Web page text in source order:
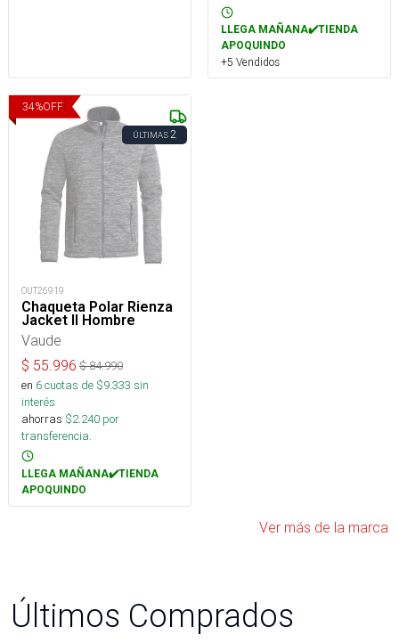
LLEGA MAÑANA✔️TIENDA
APOQUINDO
+5 Vendidos
34%OFF
ÚLTIMAS2
OUT26919
Chaqueta Polar Rienza
Jacket II Hombre
Vaude
$ 55.996 $84.990
en 6cuotas de $9.333 sin
interés
ahorras $2.240 por
transferencia.
LLEGA MAÑANA✔️TIENDA
APOQUINDO
Ver más de la marca
Últimos Comprados